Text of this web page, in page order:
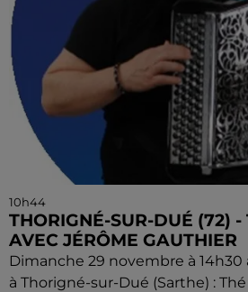
10h44
THORIGNÉ-SUR-DUÉ (72)
AVEC JÉRÔME GAUTHIER
Dimanche 29 novembre à
à Thorigné-sur-Dué (Sarthe) :